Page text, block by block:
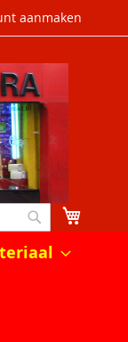
aanmaken